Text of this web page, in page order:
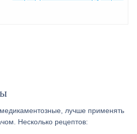
лучше применять
Несколько рецептов: